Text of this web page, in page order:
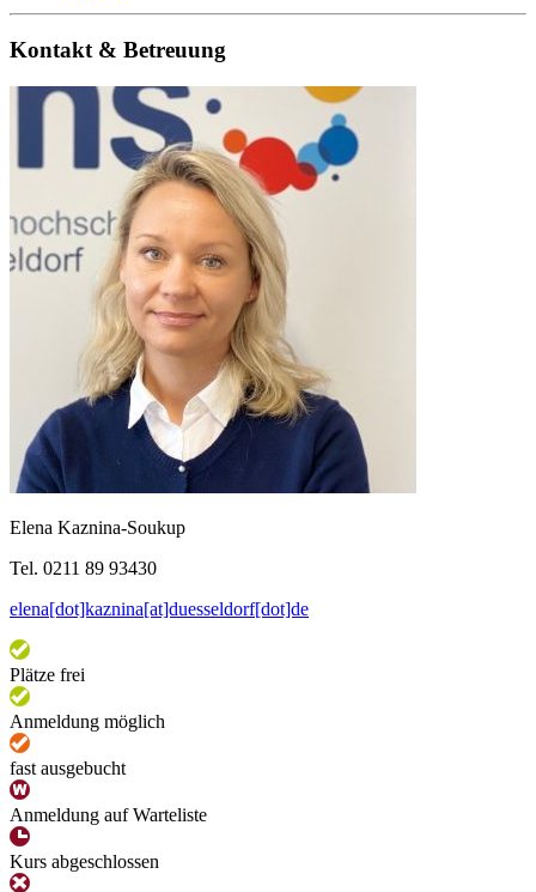
Kontakt & Betreuung
Elena Kaznina-Soukup
Tel. 0211 89 93430
elena[dot]kaznina[at]duesseldorf[dot]de
Plätze frei
Anmeldung möglich
fast ausgebucht
Anmeldung auf Warteliste
Kurs abgeschlossen